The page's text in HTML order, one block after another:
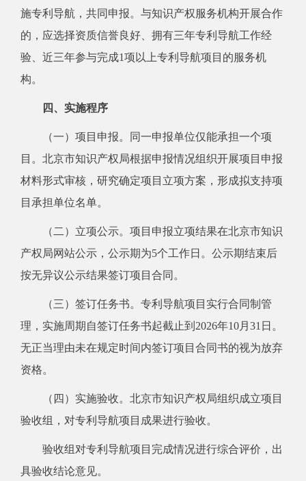
施专利导航，共同申报。与知识产权服务机构开展合作
的，应选择资质信誉良好、拥有三年专利导航工作经
验、近三年参与完成1项以上专利导航项目的服务机
构。
四、实施程序
（一）项目申报。同一申报单位仅能承担一个项
目。北京市知识产权局根据申报情况组织开展项目申报
材料形式审核，研究确定项目立项方案，形成拟支持项
目承担单位名单。
（二）立项公示。项目申报立项结果在北京市知识
产权局网站公示，公示期为5个工作日。公示期结束后
按无异议公示结果签订项目合同。
（三）签订任务书。专利导航项目实行合同制管
理，实施周期自签订任务书起截止到2026年10月31日。
无正当理由未在规定时间内签订项目合同书的视为放弃
资格。
（四）实施验收。北京市知识产权局组织成立项目
验收组，对专利导航项目成果进行验收。
验收组对专利导航项目完成情况进行综合评价，出
具验收结论意见。